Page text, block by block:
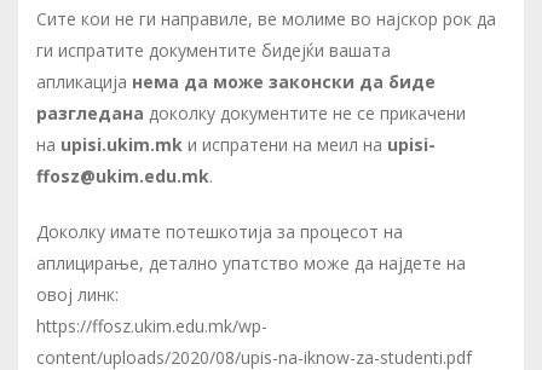
Сите кои не ги направиле, ве молиме во најскор рок да
ги испратите документите бидејќи вашата
апликација нема да може законски да биде
разгледана доколку документите не се прикачени
на upisi.ukim.mk и испратени на меил на upisi-
ffosz@ukim.edu.mk.
Доколку имате потешкотија за процесот на
аплицирање, детално упатство може да најдете на
овој линк:
https://ffosz.ukim.edu.mk/wp-
content/uploads/2020/08/upis-na-iknow-za-studenti.pdf